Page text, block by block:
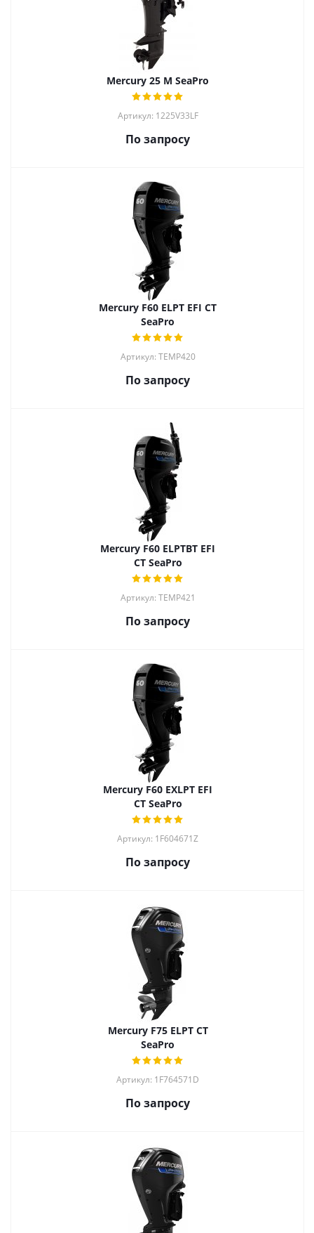
Mercury 25 M SeaPro
Артикул: 1225V33LF
По запросу
Mercury F60 ELPT EFI CT
SeaPro
Артикул: TEMP420
По запросу
Mercury F60 ELPTBT EFI
CT SeaPro
Артикул: TEMP421
По запросу
Mercury F60 EXLPT EFI
CT SeaPro
Артикул: 1F604671Z
По запросу
Mercury F75 ELPT CT
SeaPro
Артикул: 1F764571D
По запросу